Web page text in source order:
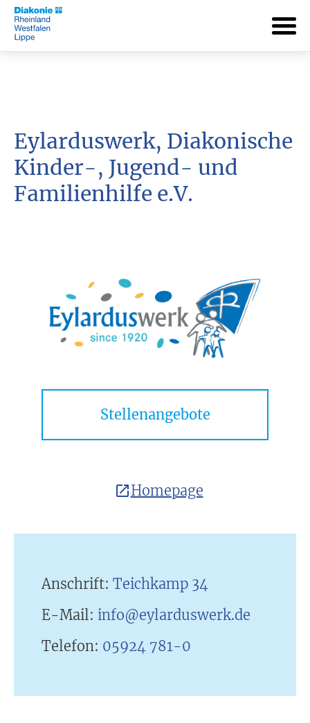
Eylarduswerk, Diakonische
Kinder-, Jugend- und
Familienhilfe e.V.
Stellenangebote
Homepage
Anschrift: Teichkamp 34
E-Mail: info@eylarduswerk.de
Telefon: 05924 781-0